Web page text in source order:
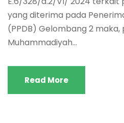
yang diterima pada
(PPDB) Gelombang 2 maka,
Muhammadiyah...
Read More